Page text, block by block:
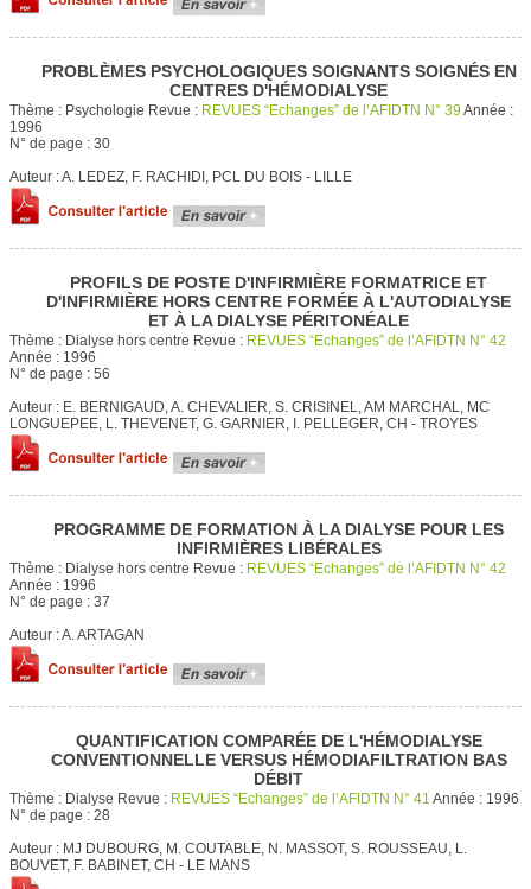
PROBLÈMES PSYCHOLOGIQUES SOIGNANTS SOIGNÉS EN
CENTRES D'HÉMODIALYSE
Thème : Psychologie Revue : REVUES “Echanges” de l’AFIDTN N° 39 Année :
1996
N° de page : 30
Auteur :A. LEDEZ, F. RACHIDI, PCL DU BOIS - LILLE
PROFILS DE POSTE D'INFIRMIÈRE FORMATRICE ET
D'INFIRMIÈRE HORS CENTRE FORMÉE À L'AUTODIALYSE
ET À LA DIALYSE PÉRITONÉALE
Thème : Dialyse hors centre Revue : REVUES “Echanges” de l’AFIDTN N° 42
Année : 1996
N° de page : 56
Auteur : E. BERNIGAUD, A. CHEVALIER, S. CRISINEL, AM MARCHAL, MC
LONGUEPEE, L. THEVENET, G. GARNIER, I. PELLEGER, CH - TROYES
PROGRAMME DE FORMATION À LA DIALYSE POUR LES
INFIRMIÈRES LIBÉRALES
Thème : Dialyse hors centre Revue : REVUES “Echanges” de l’AFIDTN N° 42
Année : 1996
N° de page : 37
Auteur :A. ARTAGAN
QUANTIFICATION COMPARÉE DE L'HÉMODIALYSE
CONVENTIONNELLE VERSUS HÉMODIAFILTRATION BAS
DÉBIT
Thème : Dialyse Revue : REVUES “Echanges” de l’AFIDTN N° 41 Année : 1996
N° de page : 28
Auteur : MJ DUBOURG, M. COUTABLE, N. MASSOT, S. ROUSSEAU, L.
BOUVET, F. BABINET, CH - LE MANS